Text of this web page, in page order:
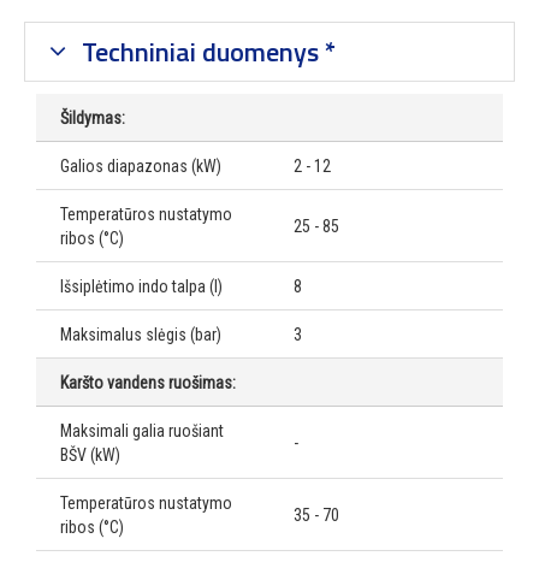
Techniniai duomenys *
Šildymas:
Galios diapazonas (kW) 2 - 12
Temperatūros nustatymo
ribos (°C)
25 - 85
Išsiplėtimo indo talpa (l) 8
Maksimalus slėgis (bar) 3
Karšto vandens ruošimas:
Maksimali galia ruošiant
BŠV (kW)
-
Temperatūros nustatymo
ribos (°C)
35 - 70